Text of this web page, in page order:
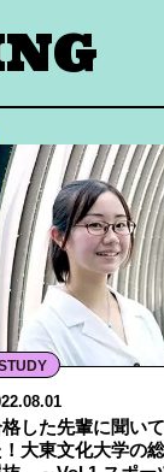
した先輩に聞い
！大東文化大学の